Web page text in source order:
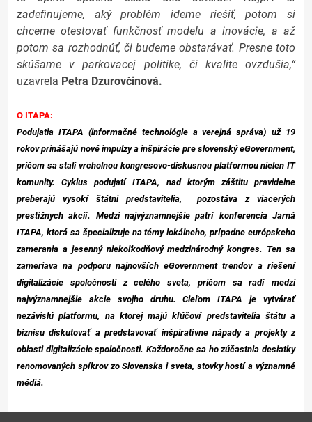
zadefinujeme, aký problém ideme riešiť, potom si
chceme otestovať funkčnosť modelu a inovácie, a až
potom sa rozhodnúť, či budeme obstarávať. Presne toto
skúšame v parkovacej politike, či kvalite ovzdušia,“
uzavrela Petra Dzurovčinová.
O ITAPA:
Podujatia ITAPA (informačné technológie a verejná správa) už 19
rokov prinášajú nové impulzy a inšpirácie pre slovenský eGovernment,
pričom sa stali vrcholnou kongresovo-diskusnou platformou nielen IT
komunity. Cyklus podujatí ITAPA, nad ktorým záštitu pravidelne
preberajú vysokí štátni predstavitelia, pozostáva z viacerých
prestížnych akcií. Medzi najvýznamnejšie patrí konferencia Jarná
ITAPA, ktorá sa špecializuje na témy lokálneho, prípadne európskeho
zamerania a jesenný niekoľkodňový medzinárodný kongres. Ten sa
zameriava na podporu najnovších eGovernment trendov a riešení
digitalizácie spoločnosti z celého sveta, pričom sa radí medzi
najvýznamnejšie akcie svojho druhu. Cieľom ITAPA je vytvárať
nezávislú platformu, na ktorej majú kľúčoví predstavitelia štátu a
biznisu diskutovať a predstavovať inšpiratívne nápady a projekty z
oblasti digitalizácie spoločnosti. Každoročne sa ho zúčastnia desiatky
renomovaných spíkrov zo Slovenska i sveta, stovky hostí a významné
médiá.